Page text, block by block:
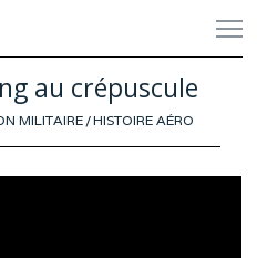
au crépuscule
MILITAIRE /HISTOIRE AÉRO